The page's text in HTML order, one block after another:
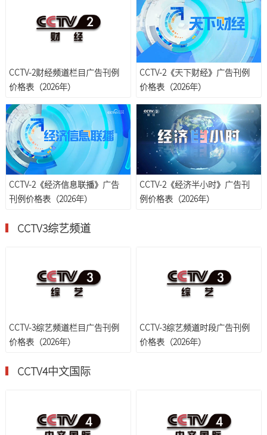
CCTV-2财经频道栏目广告刊例
价格表（2026年）
CCTV-2《天下财经》广告刊例
价格表（2026年）
CCTV-2《经济信息联播》广告
刊例价格表（2026年）
CCTV-2《经济半小时》广告刊
例价格表（2026年）
CCTV3综艺频道
CCTV-3综艺频道栏目广告刊例
价格表（2026年）
CCTV-3综艺频道时段广告刊例
价格表（2026年）
CCTV4中文国际